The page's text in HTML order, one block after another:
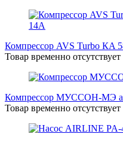
Компрессор AVS Turbo КA
Товар временно отсутствует
Компрессор МУССОН-МЭ
Товар временно отсутствует